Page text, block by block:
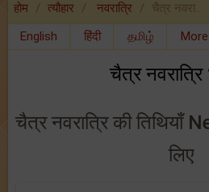
होम त्यौहार नवरात्रि
चैत्र नवरा..
English
हिंदी தமிழ் More
चैत्र
चैत्र नवरात्रि की
लिए